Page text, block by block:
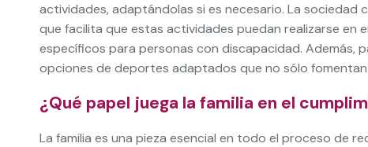
actividades, adaptándolas si es necesario. La sociedad
que facilita que estas actividades puedan realizarse en
específicos para personas con discapacidad. Además,
opciones de deportes adaptados que no sólo
¿Qué papel juega la familia en el
La familia es una pieza esencial en todo el proceso de